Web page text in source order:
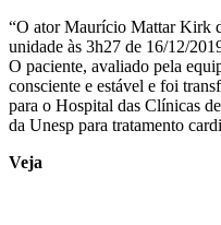
“O ator Maurício Mattar Kirk
unidade às 3h27 de 16/12/
O paciente, avaliado pela
consciente e estável e foi
para o Hospital das Clínicas
da Unesp para tratamento
Veja